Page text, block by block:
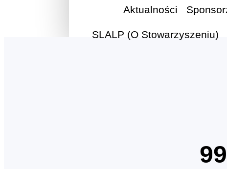
Aktualności
SLALP (O Stowarzyszeniu)
99